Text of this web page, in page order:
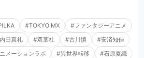
#TOKYO MX
#ファンタジーアニメ
田真礼 #双葉社 #古川慎
#安済知佳
メーションラボ #異世界転移
#石原夏織